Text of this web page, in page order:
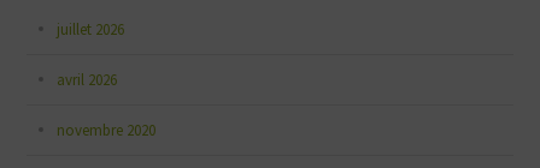
juillet 2026
avril 2026
novembre 2020